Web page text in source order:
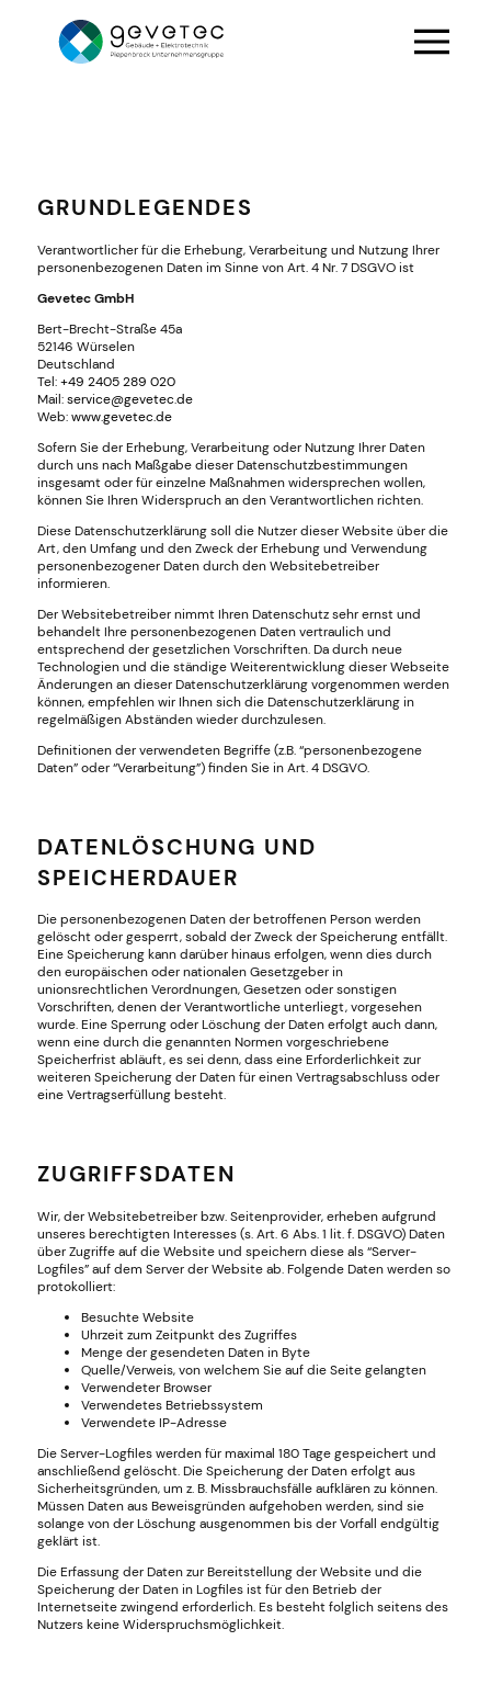
GRUNDLEGENDES
Verantwortlicher für die Erhebung, Verarbeitung und Nutzung Ihrer
personenbezogenen Daten im Sinne von Art. 4 Nr. 7 DSGVO ist
Gevetec GmbH
Bert-Brecht-Straße 45a
52146 Würselen
Deutschland
Tel:+49 2405 289 020
Mail:service@gevetec.de
Web:www.gevetec.de
Sofern Sie der Erhebung, Verarbeitung oder Nutzung Ihrer Daten
durch uns nach Maßgabe dieser Datenschutzbestimmungen
insgesamt oder für einzelne Maßnahmen widersprechen wollen,
können Sie Ihren Widerspruch an den Verantwortlichen richten.
Diese Datenschutzerklärung soll die Nutzer dieser Website über die
Art, den Umfang und den Zweck der Erhebung und Verwendung
personenbezogener Daten durch den Websitebetreiber
informieren.
Der Websitebetreiber nimmt Ihren Datenschutz sehr ernst und
behandelt Ihre personenbezogenen Daten vertraulich und
entsprechend der gesetzlichen Vorschriften. Da durch neue
Technologien und die ständige Weiterentwicklung dieser Webseite
Änderungen an dieser Datenschutzerklärung vorgenommen werden
können, empfehlen wir Ihnen sich die Datenschutzerklärung in
regelmäßigen Abständen wieder durchzulesen.
Definitionen der verwendeten Begriffe (z.B. “personenbezogene
Daten” oder “Verarbeitung”) finden Sie in Art. 4 DSGVO.
DATENLÖSCHUNG UND
SPEICHERDAUER
Die personenbezogenen Daten der betroffenen Person werden
gelöscht oder gesperrt, sobald der Zweck der Speicherung entfällt.
Eine Speicherung kann darüber hinaus erfolgen, wenn dies durch
den europäischen oder nationalen Gesetzgeber in
unionsrechtlichen Verordnungen, Gesetzen oder sonstigen
Vorschriften, denen der Verantwortliche unterliegt, vorgesehen
wurde. Eine Sperrung oder Löschung der Daten erfolgt auch dann,
wenn eine durch die genannten Normen vorgeschriebene
Speicherfrist abläuft, es sei denn, dass eine Erforderlichkeit zur
weiteren Speicherung der Daten für einen Vertragsabschluss oder
eine Vertragserfüllung besteht.
ZUGRIFFSDATEN
Wir, der Websitebetreiber bzw. Seitenprovider, erheben aufgrund
unseres berechtigten Interesses (s. Art. 6 Abs. 1 lit. f. DSGVO) Daten
über Zugriffe auf die Website und speichern diese als “Server-
Logfiles” auf dem Server der Website ab. Folgende Daten werden so
protokolliert:
Besuchte Website
Uhrzeit zum Zeitpunkt des Zugriffes
Menge der gesendeten Daten in Byte
Quelle/Verweis, von welchem Sie auf die Seite gelangten
Verwendeter Browser
Verwendetes Betriebssystem
Verwendete IP-Adresse
Die Server-Logfiles werden für maximal 180 Tage gespeichert und
anschließend gelöscht. Die Speicherung der Daten erfolgt aus
Sicherheitsgründen, um z. B. Missbrauchsfälle aufklären zu können.
Müssen Daten aus Beweisgründen aufgehoben werden, sind sie
solange von der Löschung ausgenommen bis der Vorfall endgültig
geklärt ist.
Die Erfassung der Daten zur Bereitstellung der Website und die
Speicherung der Daten in Logfiles ist für den Betrieb der
Internetseite zwingend erforderlich. Es besteht folglich seitens des
Nutzers keine Widerspruchsmöglichkeit.